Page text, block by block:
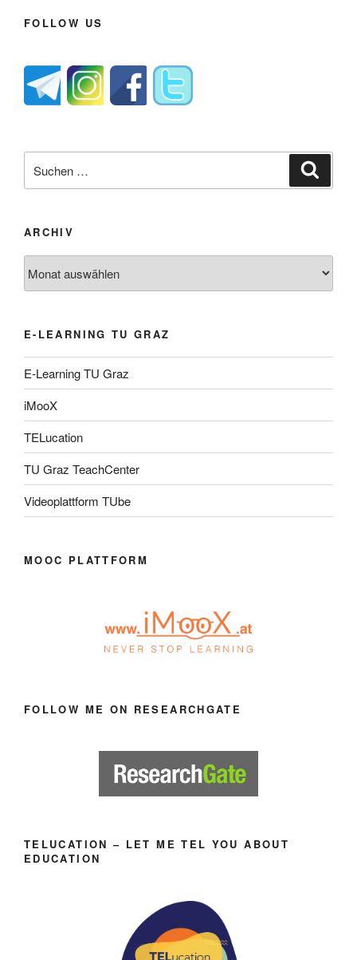
FOLLOW US
nach:
ARCHIV
E-LEARNING TU GRAZ
E-Learning TU Graz
iMooX
TELucation
TU Graz TeachCenter
Videoplattform TUbe
MOOC PLATTFORM
FOLLOW ME ON RESEARCHGATE
TELUCATION – LET ME TEL YOU ABOUT
EDUCATION